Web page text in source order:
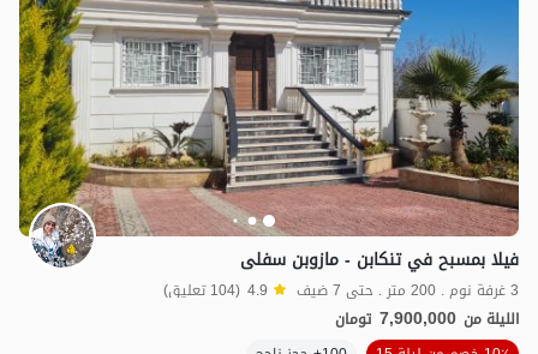
فيلا بمسبح في تنكابن - مازوبن سفلى
3 غرفة نوم . 200 متر . حتى 7 ضيف 4.9 (104 تعليق)
الليلة من 7,900,000 تومان